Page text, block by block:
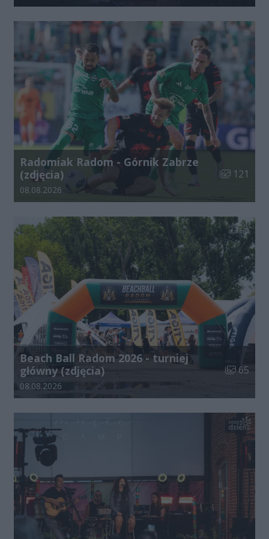
Radomiak Radom - Górnik Zabrze
(zdjęcia)
Liczba
121
Data dodania galerii:
08.08.2026
Beach Ball Radom 2026 - turniej
główny (zdjęcia)
Liczba
65
Data dodania galerii:
08.08.2026